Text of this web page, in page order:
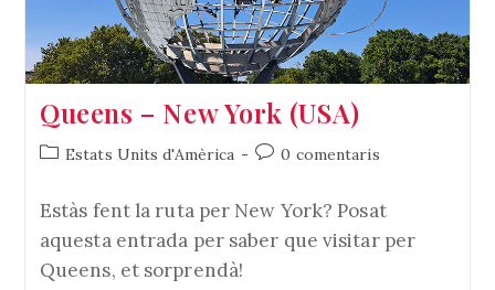
Queens – New York (USA)
Categoria
l'entrada:
Estats Units d'Amèrica
Comentaris
l'entrada:
0 comentaris
Estàs fent la ruta per New York? Posat
aquesta entrada per saber que visitar per
Queens, et sorprendà!